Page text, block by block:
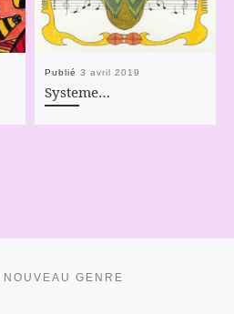
Publié 3 avril 2019
Systeme…
articles
GENRE